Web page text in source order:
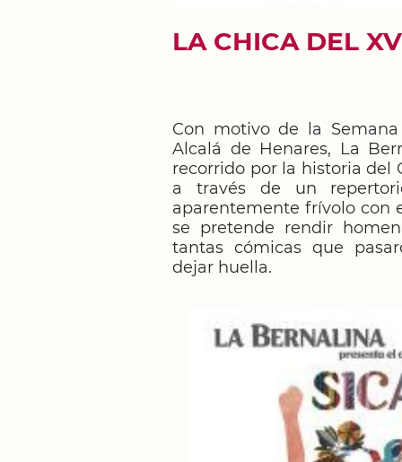
LA CHICA DEL
Con motivo de la
Alcalá de Henares, La
recorrido por la historia del
a través de un
aparentemente frívolo con
se pretende rendir
tantas cómicas que
dejar huella.